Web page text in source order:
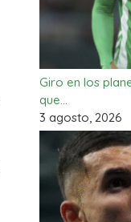
Giro en los
que…
3 agosto, 2026